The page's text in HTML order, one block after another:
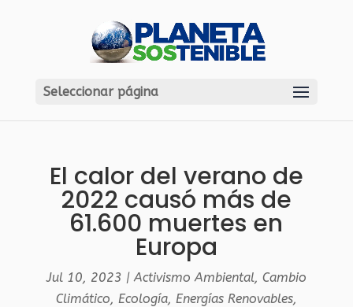
Seleccionar página
El calor del verano de
2022 causó más de
61.600 muertes en
Europa
Jul 10, 2023 |Activismo Ambiental, Cambio
Climático, Ecología, Energías Renovables,